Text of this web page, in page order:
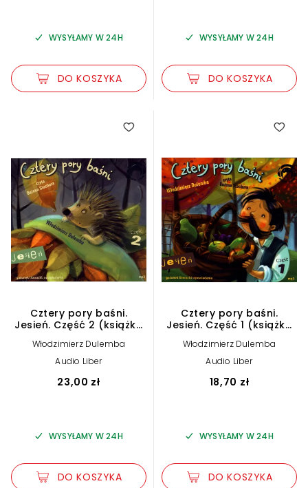
WYSYŁAMY W 24H
DO KOSZYKA
WYSYŁAMY W 24H
DO KOSZYKA
Cztery pory baśni.
Jesień. Część 2 (książka
Włodzimierz Dulemba
Audio Liber
23,00 zł
WYSYŁAMY W 24H
DO KOSZYKA
Cztery pory baśni.
Jesień. Część 1 (książka
Włodzimierz Dulemba
Audio Liber
18,70 zł
WYSYŁAMY W 24H
DO KOSZYKA